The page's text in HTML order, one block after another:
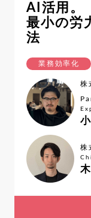
AI活用。
最小の労
法
業務効率化
株
株